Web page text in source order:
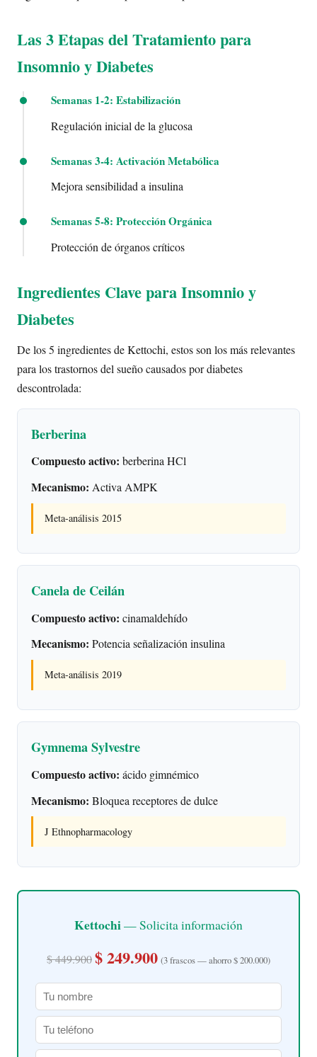
Las 3 Etapas del Tratamiento para
Insomnio y Diabetes
Semanas 1-2: Estabilización
Regulación inicial de la glucosa
Semanas 3-4: Activación Metabólica
Mejora sensibilidad a insulina
Semanas 5-8: Protección Orgánica
Protección de órganos críticos
Ingredientes Clave para Insomnio y
Diabetes
De los 5 ingredientes de Kettochi, estos son los más relevantes
para los trastornos del sueño causados por diabetes
descontrolada:
Berberina
Compuesto activo: berberina HCl
Mecanismo: Activa AMPK
Meta-análisis 2015
Canela de Ceilán
Compuesto activo: cinamaldehído
Mecanismo: Potencia señalización insulina
Meta-análisis 2019
Gymnema Sylvestre
Compuesto activo: ácido gimnémico
Mecanismo: Bloquea receptores de dulce
J Ethnopharmacology
Kettochi— Solicita información
$ 449.900$ 249.900 (3 frascos — ahorro $ 200.000)